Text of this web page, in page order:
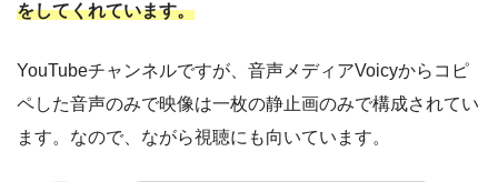
をしてくれています。
YouTubeチャンネルですが、音声メディアVoicyからコピ
ペした音声のみで映像は一枚の静止画のみで構成されてい
ます。なので、ながら視聴にも向いています。